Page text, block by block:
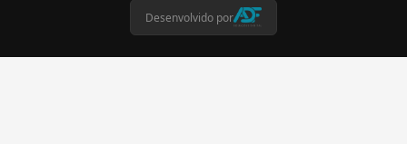
Desenvolvido por